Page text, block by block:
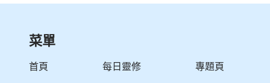
菜單
首頁 每日靈修 專題頁